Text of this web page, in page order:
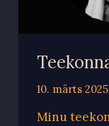
10. märts 2025
Minu